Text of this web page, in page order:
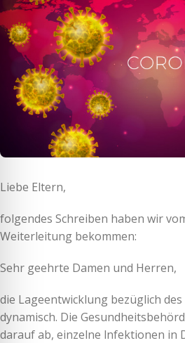
Liebe Eltern,
folgendes Schreiben haben wir
Weiterleitung bekommen:
Sehr geehrte Damen und Herren,
die Lageentwicklung bezüglich
dynamisch. Die
darauf ab, einzelne lnfektionen in